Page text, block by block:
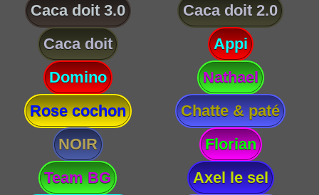
Caca doit 3.0
Caca doit 2.0
Caca doit
Appi
Domino
Nathael
Rose cochon
Chatte & paté
NOIR
Florian
Team BG
Axel le sel